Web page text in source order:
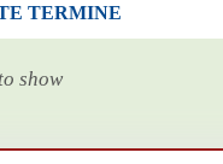
TERMINE
show